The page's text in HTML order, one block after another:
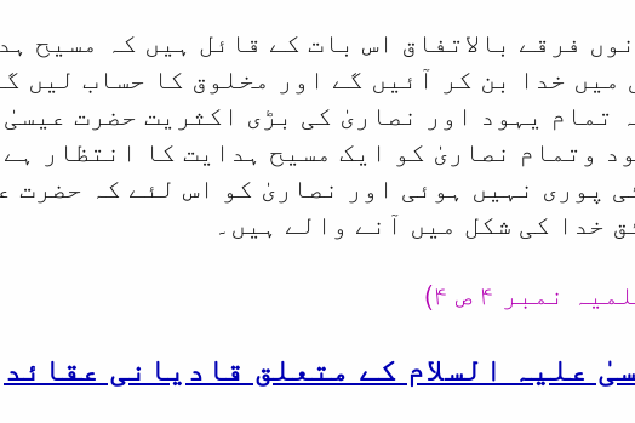
فرقے بالاتفاق اس بات کے قائل ہیں کہ مسیح
میں خدا بن کر آئیں گے اور مخلوق کا حساب لیں
تمام یہود اور نصاریٰ کی بڑی اکثریت حضرت
وتمام نصاریٰ کو ایک مسیح ہدایت کا انتظار
پوری نہیں ہوئی اور نصاریٰ کو اس لئے کہ حضرت
خدا کی شکل میں آنے والے ہیں۔
نمبر ۴ ص ۴)
علیہ السلام کے متعلق قادیانی عقائد